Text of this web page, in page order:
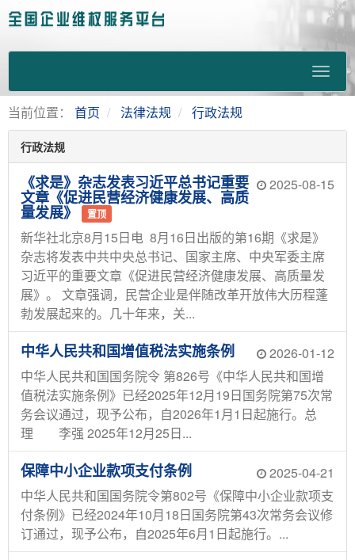
当前位置： 首页 法律法规 行政法规
行政法规
2025-08-15
《求是》杂志发表习近平总书记重要
文章《促进民营经济健康发展、高质
量发展》 置顶
新华社北京8月15日电 8月16日出版的第16期《求是》
杂志将发表中共中央总书记、国家主席、中央军委主席
习近平的重要文章《促进民营经济健康发展、高质量发
展》。 文章强调，民营企业是伴随改革开放伟大历程蓬
勃发展起来的。几十年来，关...
2026-01-12
中华人民共和国增值税法实施条例
中华人民共和国国务院令 第826号《中华人民共和国增
值税法实施条例》已经2025年12月19日国务院第75次常
务会议通过，现予公布，自2026年1月1日起施行。总
理 李强 2025年12月25日...
2025-04-21
保障中小企业款项支付条例
中华人民共和国国务院令第802号《保障中小企业款项支
付条例》已经2024年10月18日国务院第43次常务会议修
订通过，现予公布，自2025年6月1日起施行。...